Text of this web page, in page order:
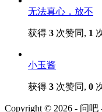
无法真心，放不
获得 3 次赞同, 1
小玉酱
获得 3 次赞同, 0
Copyright © 2026 - 问